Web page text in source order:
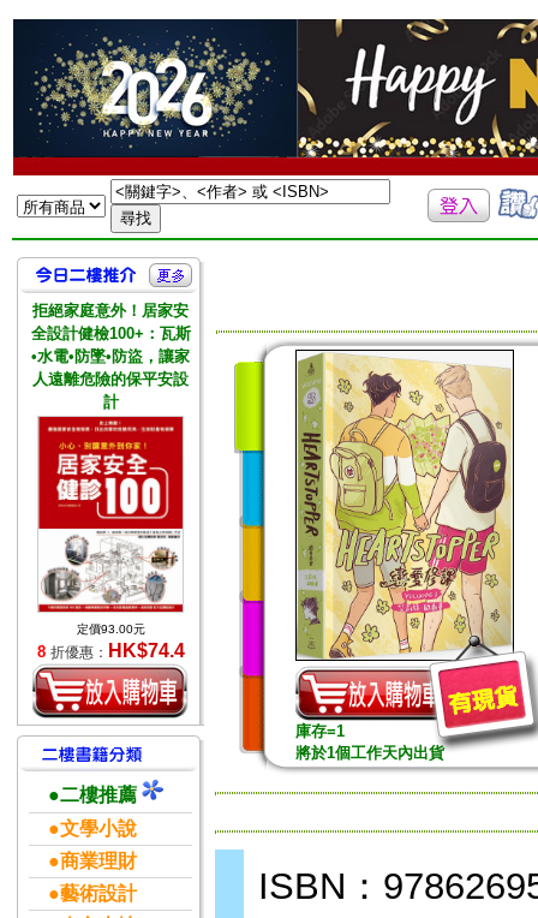
拒絕家庭意外！居家安
全設計健檢100+：瓦斯
•水電•防墜•防盜，讓家
人遠離危險的保平安設
計
定價93.00元
8 折優惠： HK$74.4
●二樓推薦
●文學小說
●商業理財
●藝術設計
庫存=1
將於1個工作天內出貨
ISBN：